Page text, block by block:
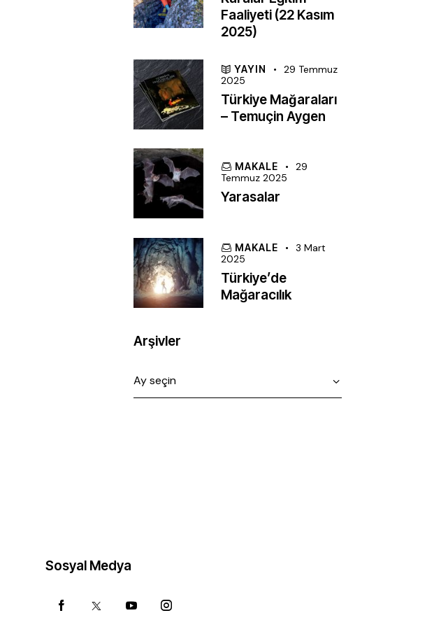
Faaliyeti (22 Kasım
2025)
YAYIN
29 Temmuz
2025
Türkiye Mağaraları
– Temuçin Aygen
MAKALE
29
Temmuz 2025
Yarasalar
MAKALE
3 Mart
2025
Türkiye’de
Mağaracılık
Arşivler
Sosyal Medya